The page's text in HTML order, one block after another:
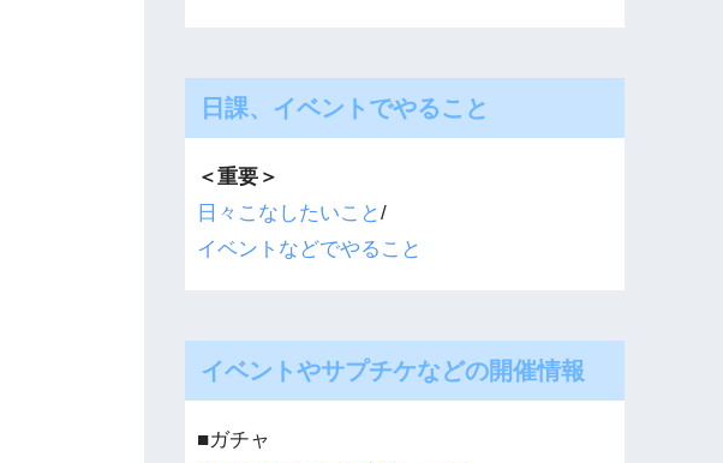
日課、イベントでやること
＜重要＞
日々こなしたいこと/
イベントなどでやること
イベントやサプチケなどの開催情報
■ガチャ